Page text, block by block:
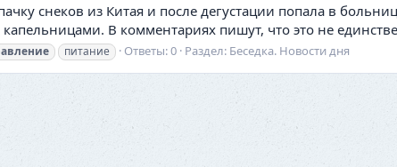
снеков из Китая и после дегустации попала в
В комментариях пишут, что это не
питание Ответы: 0 Раздел: Беседка. Новости дня